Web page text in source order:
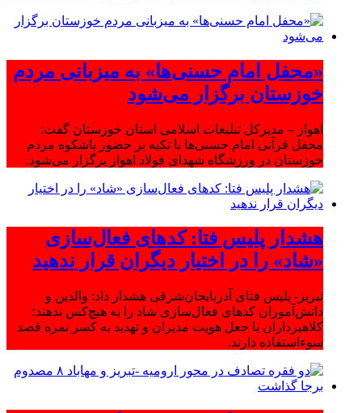
«محفل امام حسنی‌ها» به میزبانی مردم
خوزستان برگزار می‌شود
اهواز – مدیرکل تبلیغات اسلامی استان خوزستان گفت:
محفل قرآنی امام حسنی‌ها با تکیه بر حضور باشکوه مردم
خوزستان در ورزشگاه شهدای فولاد اهواز برگزار می‌شود.
هشدار پلیس فتا: کدهای فعال‌سازی
«شاد» را در اختیار دیگران قرار ندهید
تبریز- پلیس فتای آذربایجان‌شرقی هشدار داد: والدین و
دانش‌آموزان کدهای فعال‌سازی شاد را به هیچ‌کس ندهند؛
کلاهبرداران با جعل هویت مدیران و تهدید به کسر نمره قصد
سوءاستفاده دارند.